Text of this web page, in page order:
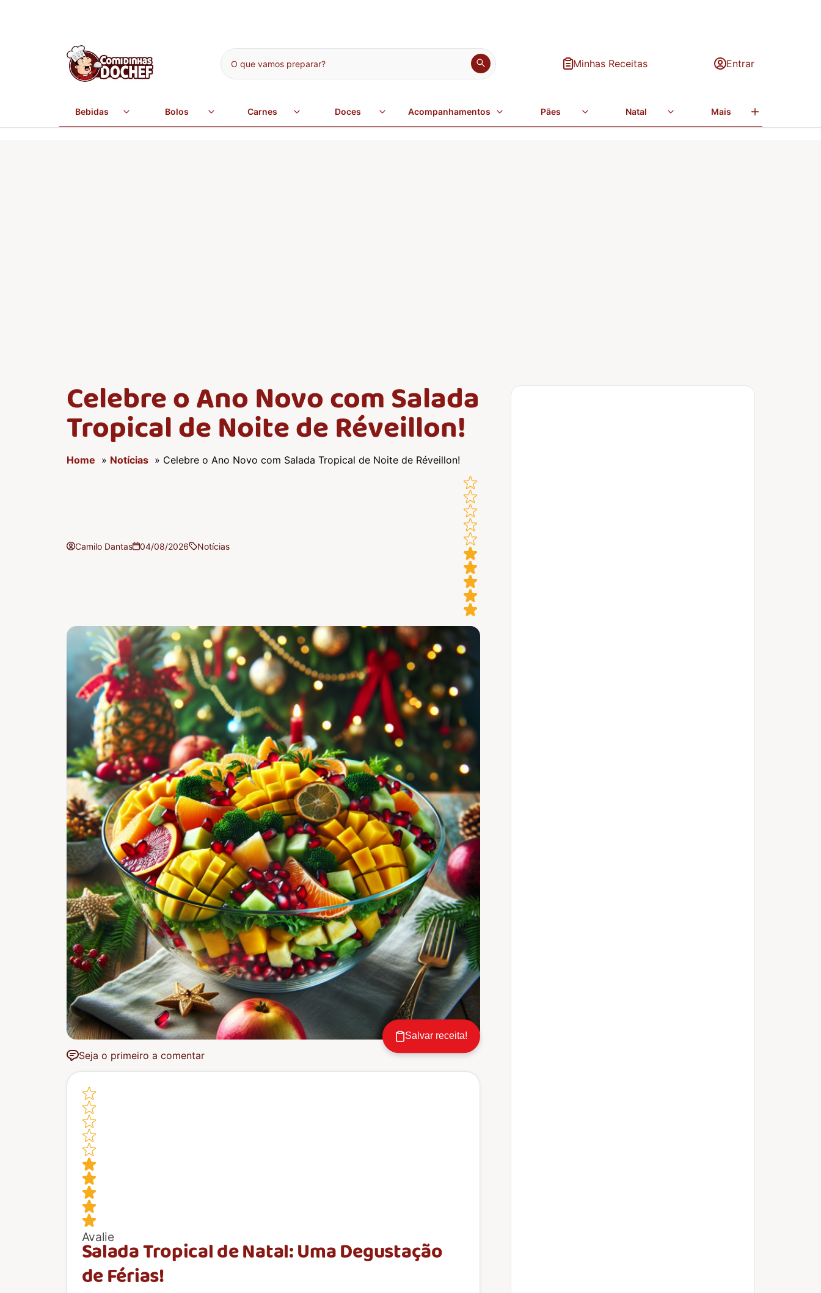
O que vamos preparar? Minhas Receitas Entrar
Bebidas Bolos Carnes Doces Acompanhamentos Pães Natal Mais
Celebre o Ano Novo com Salada
Tropical de Noite de Réveillon!
Home » Notícias » Celebre o Ano Novo com Salada Tropical de Noite de Réveillon!
Camilo Dantas 04/08/2026 Notícias
Seja o primeiro a comentar
Salvar receita!
Avalie
Salada Tropical de Natal: Uma Degustação
de Férias!